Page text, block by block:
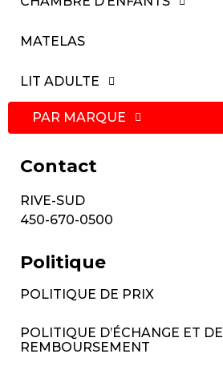
MATELAS
LIT ADULTE
PAR MARQUE
Contact
RIVE-SUD
450-670-0500
Politique
POLITIQUE DE PRIX
POLITIQUE D’ÉCHANGE ET DE
REMBOURSEMENT